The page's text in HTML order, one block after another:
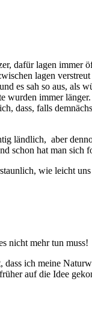
dafür lagen
lagen
es sah so aus,
wurden immer
dass, falls
ländlich, aber
schon hat man
wie leicht
nicht mehr tun muss!
dass ich meine
auf die Idee